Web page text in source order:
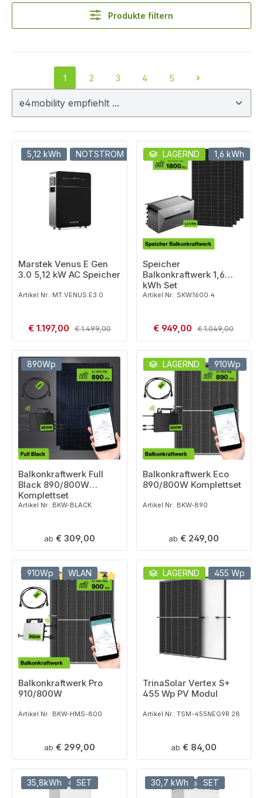
Produkte filtern
Seite
1
Seite
2
Seite
3
Seite
4
Seite
5
5,12 kWh NOTSTROM
Marstek Venus E Gen
3.0 5,12 kW AC Speicher
Artikel Nr.: MT.VENUS.E3.0
Verkaufspreis:
€ 1.197,00 Regulärer Preis:
€ 1.499,00
LAGERND 1,6 kWh
Speicher
Balkonkraftwerk 1,6
kWh Set
Artikel Nr.: SKW.1600.4
Verkaufspreis:
€ 949,00 Regulärer Preis:
€ 1.049,00
890Wp
Balkonkraftwerk Full
Black 890/800W
Komplettset
Artikel Nr.: BKW-BLACK
Regulärer Preis:
ab € 309,00
LAGERND 910Wp
Balkonkraftwerk Eco
890/800W Komplettset
Artikel Nr.: BKW-890
Regulärer Preis:
ab € 249,00
910Wp
WLAN
Durchschnittliche Bewertung von 5 von 5 Sternen
Balkonkraftwerk Pro
910/800W
Artikel Nr.: BKW-HMS-800
Regulärer Preis:
ab € 299,00
LAGERND 455 Wp
TrinaSolar Vertex S+
455 Wp PV Modul
Artikel Nr.: TSM-455NEG9R.28
Regulärer Preis:
ab € 84,00
35,8kWh SET 30,7 kWh SET